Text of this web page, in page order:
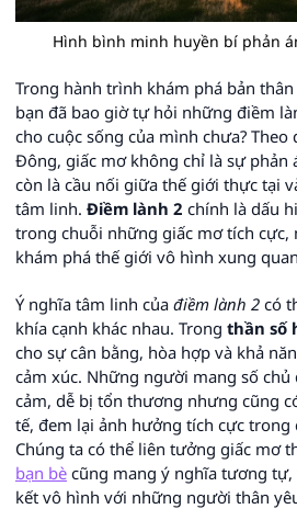
Hình bình minh huyền bí phản
Trong hành trình khám phá bản
bạn đã bao giờ tự hỏi những điềm
cho cuộc sống của mình chưa?
Đông, giấc mơ không chỉ là sự phản
còn là cầu nối giữa thế giới thực tại
tâm linh. Điềm lành 2 chính là dấu
trong chuỗi những giấc mơ tích cực,
khám phá thế giới vô hình xung
Ý nghĩa tâm linh của điềm lành 2 có
khía cạnh khác nhau. Trong thần số
cho sự cân bằng, hòa hợp và khả
cảm xúc. Những người mang số
cảm, dễ bị tổn thương nhưng cũng
tế, đem lại ảnh hưởng tích cực trong
Chúng ta có thể liên tưởng giấc mơ
bạn bè cũng mang ý nghĩa tương
kết vô hình với những người thân